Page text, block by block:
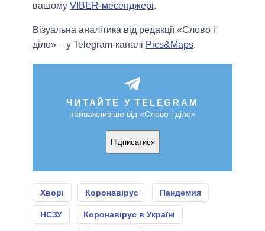
вашому VIBER-месенджері.
Візуальна аналітика від редакції «Слово і
діло» – у Telegram-каналі Pics&Maps.
ЧИТАЙТЕ У TELEGRAM
найважливіше від «Слово і діло»
Підписатися
Хворі Коронавірус Пандемия
НСЗУ Коронавірус в Україні